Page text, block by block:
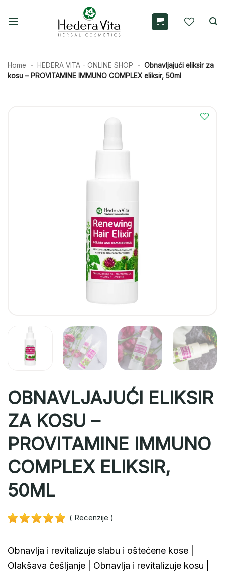
Home - HEDERA VITA - ONLINE SHOP - Obnavljajući eliksir za
kosu – PROVITAMINE IMMUNO COMPLEX eliksir, 50ml
OBNAVLJAJUĆI ELIKSIR
ZA KOSU –
PROVITAMINE IMMUNO
COMPLEX ELIKSIR,
50ML
( Recenzije )
Obnavlja i revitalizuje slabu i oštećene kose |
Olakšava češljanje | Obnavlja i revitalizuje kosu |